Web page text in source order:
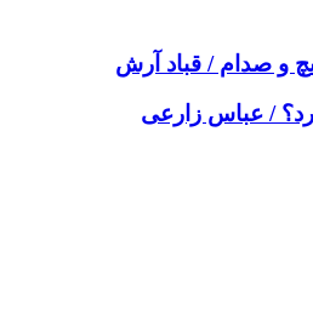
و صدام / قباد آرش
/ عباس زارعی